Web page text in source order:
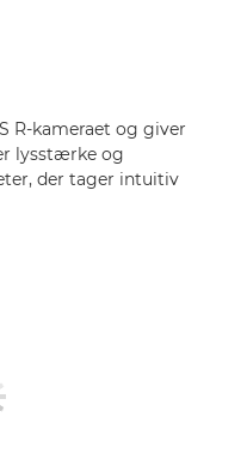
R-kameraet og giver
lysstærke og
der tager intuitiv